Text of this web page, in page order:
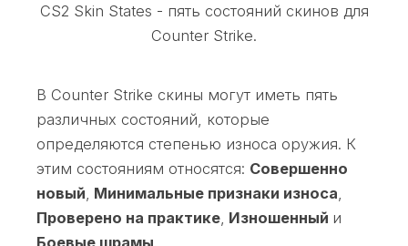
CS2 Skin States - пять состояний скинов для
Counter Strike.
В Counter Strike скины могут иметь пять
различных состояний, которые
определяются степенью износа оружия. К
этим состояниям относятся: Совершенно
новый, Минимальные признаки износа,
Проверено на практике, Изношенный и